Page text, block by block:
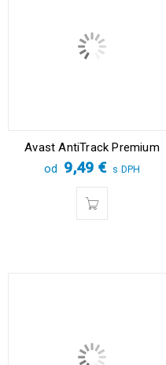
Avast AntiTrack Premium
od 9,49 € s DPH